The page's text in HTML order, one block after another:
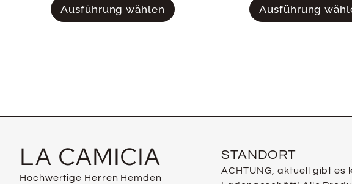
Ausführung wählen Ausführung
LA CAMICIA
Hochwertige Herren Hemden
STANDORT
ACHTUNG, aktuell gibt es